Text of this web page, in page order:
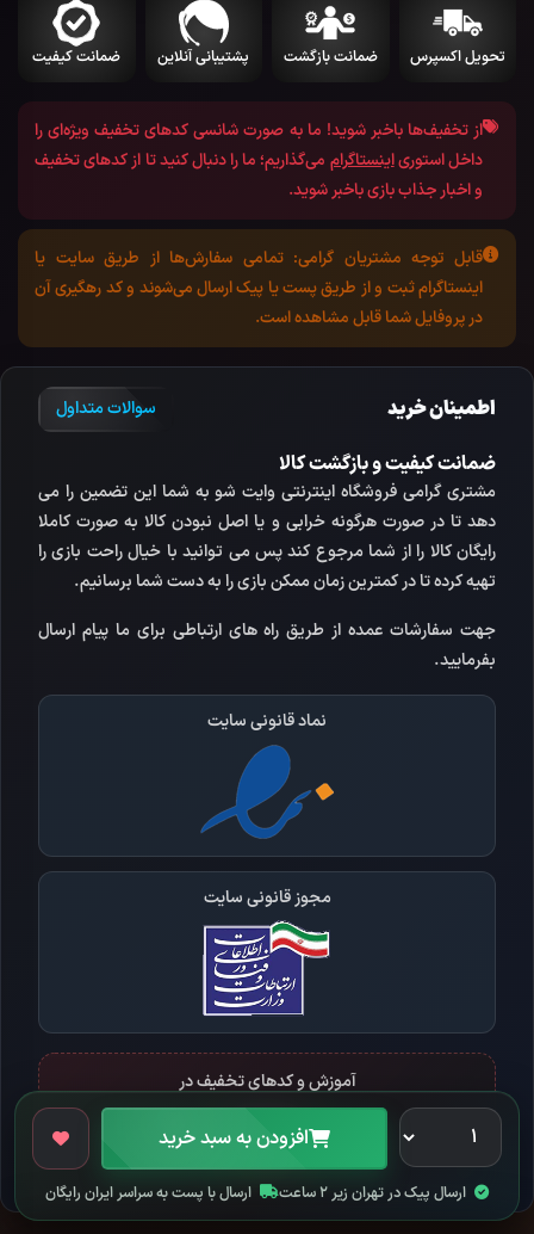
تحویل اکسپرس ضمانت بازگشت پشتیبانی آنلاین ضمانت کیفیت
از تخفیف‌ها باخبر شوید! ما به صورت شانسی کد‌های تخفیف ویژه‌ای را
داخل استوریاینستاگرام می‌گذاریم؛ ما را دنبال کنید تا از کد‌های تخفیف
و اخبار جذاب بازی باخبر شوید.
قابل توجه مشتریان گرامی: تمامی سفارش‌ها از طریق سایت یا
اینستاگرام ثبت و از طریق پست یا پیک ارسال می‌شوند و کد رهگیری آن
در پروفایل شما قابل مشاهده است.
اطمینان خرید سوالات متداول
ضمانت کیفیت و بازگشت کالا
مشتری گرامی فروشگاه اینترنتی وایت شو به شما این تضمین را می
دهد تا در صورت هرگونه خرابی و یا اصل نبودن کالا به صورت کاملا
رایگان کالا را از شما مرجوع کند پس می توانید با خیال راحت بازی را
تهیه کرده تا در کمترین زمان ممکن بازی را به دست شما برسانیم.
جهت سفارشات عمده از طریق راه های ارتباطی برای ما پیام ارسال
بفرمایید.
نماد قانونی سایت
مجوز قانونی سایت
آموزش و کدهای تخفیف در
افزودن به سبد خرید
ارسال پیک در تهران زیر ۲ ساعت ارسال با پست به سراسر ایران رایگان